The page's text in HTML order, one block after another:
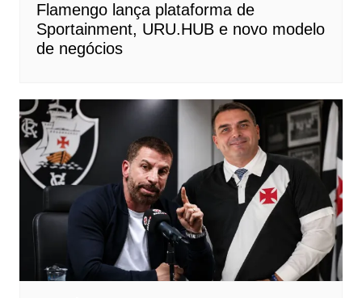
Flamengo lança plataforma de
Sportainment, URU.HUB e novo modelo
de negócios